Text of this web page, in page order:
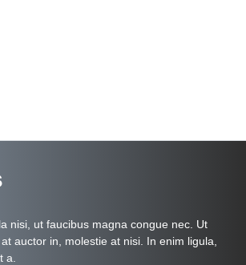
nisi, ut faucibus magna congue nec. Ut
auctor in, molestie at nisi. In enim ligula,
a.